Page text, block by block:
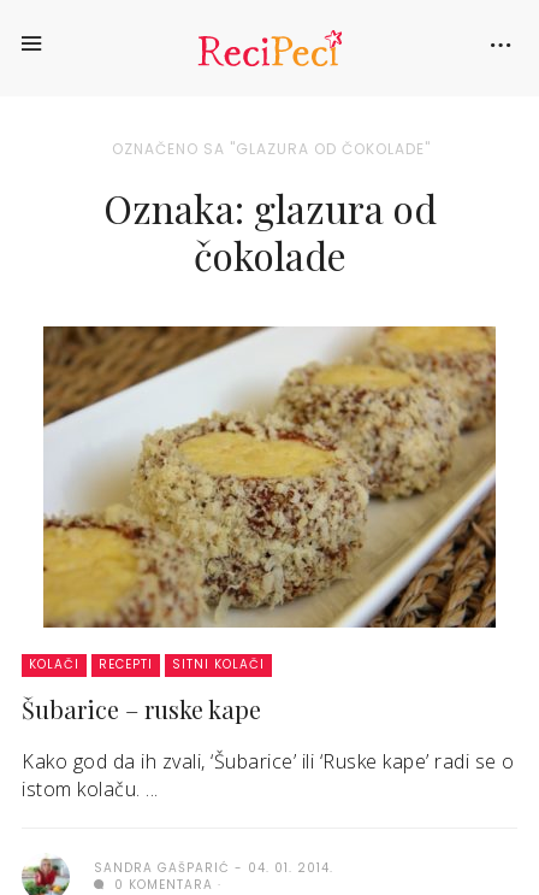
OZNAČENO SA "GLAZURA OD ČOKOLADE"
Oznaka: glazura od
čokolade
KOLAČI RECEPTI SITNI KOLAČI
Šubarice – ruske kape
Kako god da ih zvali, ‘Šubarice’ ili ‘Ruske kape’ radi se o
istom kolaču. ...
SANDRA GAŠPARIĆ
04. 01. 2014.
0 KOMENTARA